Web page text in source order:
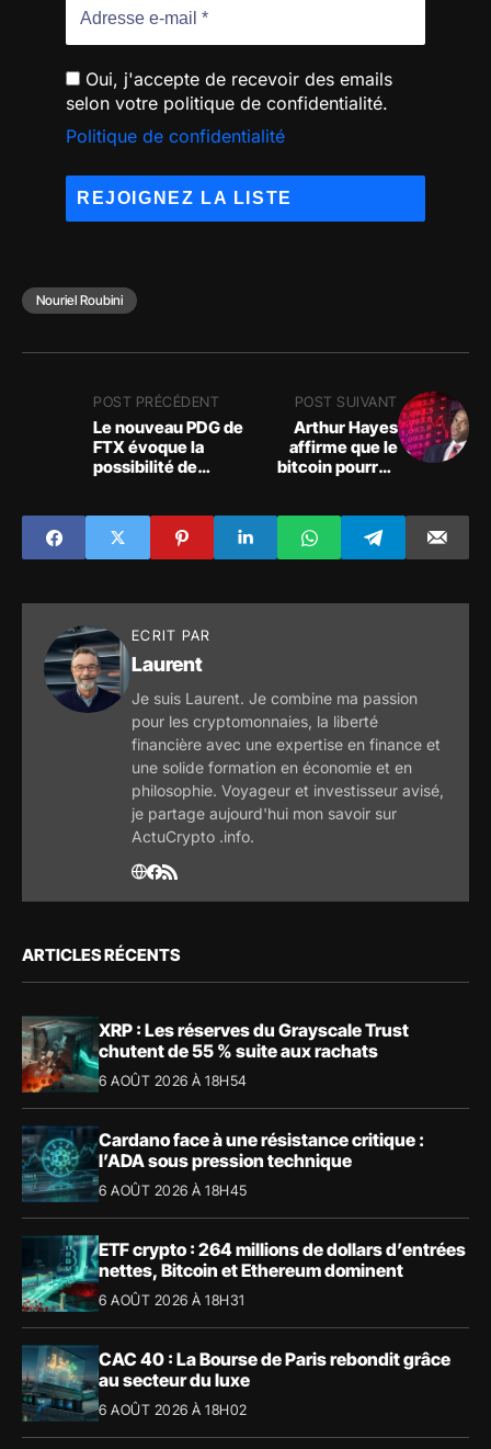
Oui, j'accepte de recevoir des emails
selon votre politique de confidentialité.
Politique de confidentialité
Nouriel Roubini
POST PRÉCÉDENT
Le nouveau PDG de
FTX évoque la
possibilité de
interview depuis
son arrivée
POST SUIVANT
Arthur Hayes
affirme que le
bitcoin pourrait
partage ses
positions de
trading.
ECRIT PAR
Laurent
Je suis Laurent. Je combine ma passion
pour les cryptomonnaies, la liberté
financière avec une expertise en finance et
une solide formation en économie et en
philosophie. Voyageur et investisseur avisé,
je partage aujourd'hui mon savoir sur
ActuCrypto .info.
ARTICLES RÉCENTS
XRP : Les réserves du Grayscale Trust
chutent de 55 % suite aux rachats
6 AOÛT 2026 À 18H54
Cardano face à une résistance critique :
l’ADA sous pression technique
6 AOÛT 2026 À 18H45
ETF crypto : 264 millions de dollars d’entrées
nettes, Bitcoin et Ethereum dominent
6 AOÛT 2026 À 18H31
CAC 40 : La Bourse de Paris rebondit grâce
au secteur du luxe
6 AOÛT 2026 À 18H02